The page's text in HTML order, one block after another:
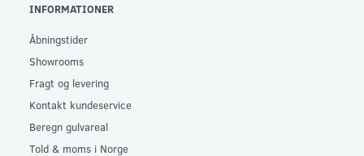
INFORMATIONER
Åbningstider
Showrooms
Fragt og levering
Kontakt kundeservice
Beregn gulvareal
Told & moms i Norge